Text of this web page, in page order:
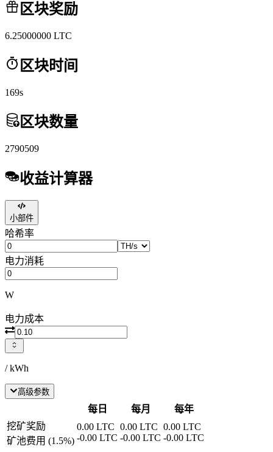
区块奖励
6.25000000 LTC
区块时间
169s
区块数量
2790509
收益计算器
小部件
哈希率
电力消耗
W
电力成本
/ kWh
高级参数
每日 每月
每年
挖矿奖励
矿池费用 (1.5%)
0.00 LTC
-0.00 LTC
0.00 LTC
-0.00 LTC
0.00 LTC
-0.00 LTC